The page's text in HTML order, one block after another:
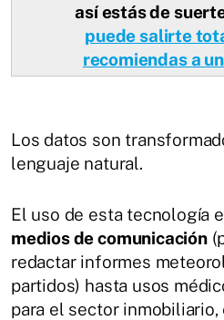
así estás de
puede salirte
recomiendas a
Los datos son
lenguaje natural.
El uso de esta tecnología
medios de comunicación
redactar informes
partidos) hasta usos
para el sector inmobiliario,